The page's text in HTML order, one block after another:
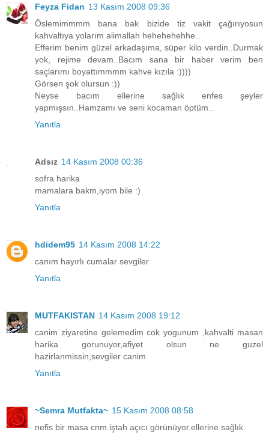
Feyza Fidan 13 Kasım 2008 09:36
Öslemimmmm bana bak bizide tiz vakit çağırıyosun
kahvaltıya yolarım alimallah hehehehehhe..
Efferim benim güzel arkadaşıma, süper kilo verdin..Durmak
yok, rejime devam..Bacım sana bir haber verim ben
saçlarımı boyattımmmm kahve kızıla :))))
Görsen şok olursun :))
Neyse bacım ellerine sağlık enfes şeyler
yapmışsın..Hamzamı ve seni kocaman öptüm..
Yanıtla
Adsız 14 Kasım 2008 00:36
sofra harika
mamalara bakm,iyom bile :)
Yanıtla
hdidem95 14 Kasım 2008 14:22
canım hayırlı cumalar sevgiler
Yanıtla
MUTFAKISTAN 14 Kasım 2008 19:12
canim ziyaretine gelemedim cok yogunum ,kahvalti masan
harika gorunuyor,afiyet olsun ne guzel
hazirlanmissin,sevgiler canim
Yanıtla
~Semra Mutfakta~ 15 Kasım 2008 08:58
nefis bir masa cnm.iştah açıcı görünüyor.ellerine sağlık.